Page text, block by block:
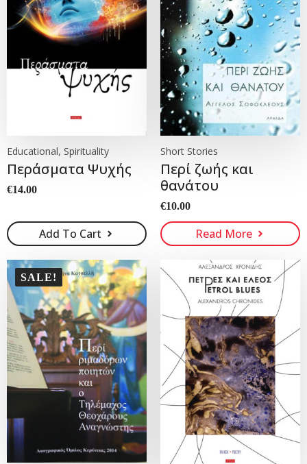
Educational, Spirituality
Περάσματα Ψυχής
€14.00
Add To Cart
Short Stories
Περί ζωής και
θανάτου
€10.00
Read More
SALE!